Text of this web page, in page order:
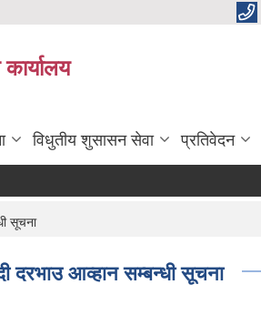
विधुतीय शुसासन सेवा प्रतिवेदन
सूचना
दरभाउ आव्हान सम्बन्धी सूचना